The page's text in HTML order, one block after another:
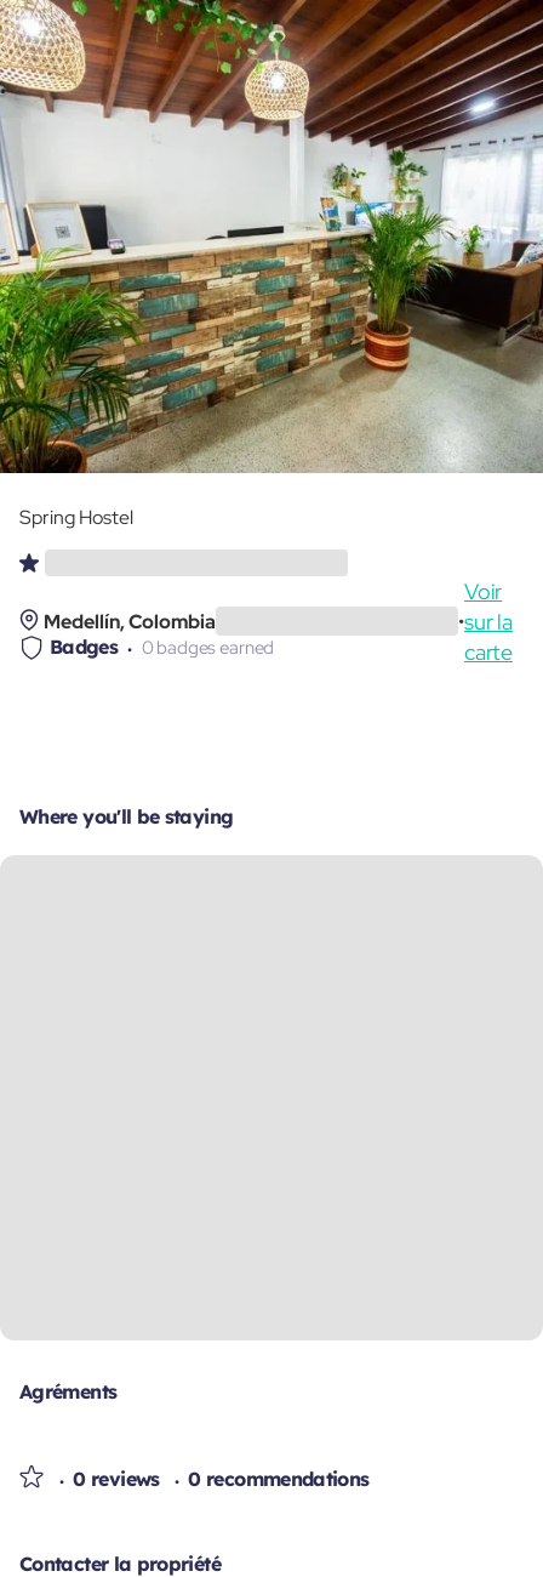
Spring Hostel
Medellín, Colombia •
Voir
sur la
carte
Badges 0 badges earned
Where you'll be staying
Agréments
0 reviews 0 recommendations
Contacter la propriété